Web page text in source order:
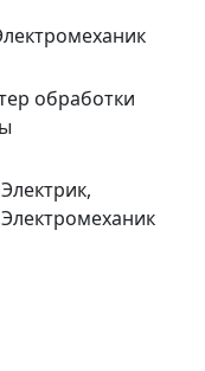
обработки
Электрик,
Электромеханик